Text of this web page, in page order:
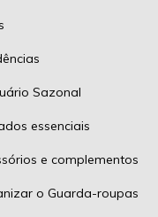
Sazonal
essenciais
e complementos
o Guarda-roupas